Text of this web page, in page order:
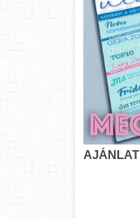
AJÁNLAT